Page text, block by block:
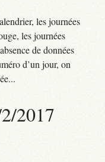
les journées
les journées
de données
d’un jour, on
2017